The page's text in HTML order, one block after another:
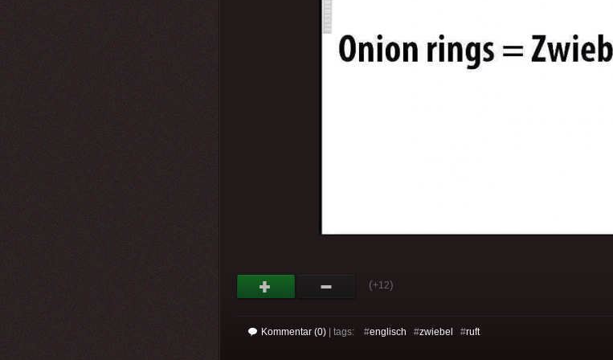
(+12)
Kommentar (0) | tags: #englisch #zwiebel #ruft